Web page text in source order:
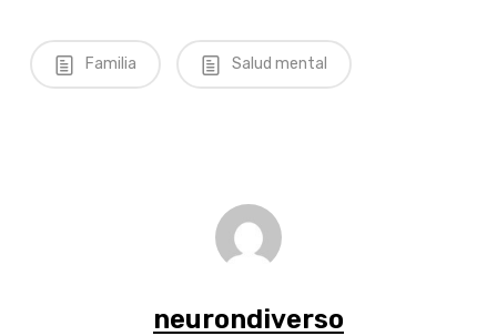
Familia Salud mental
neurondiverso